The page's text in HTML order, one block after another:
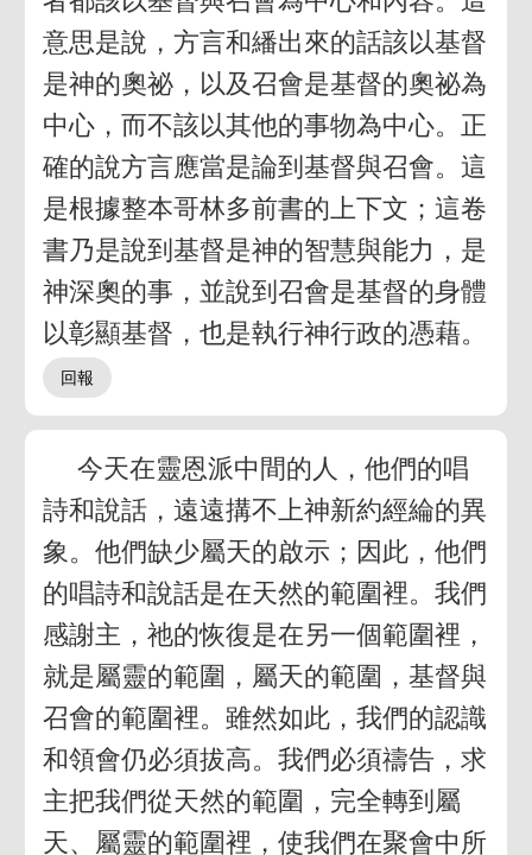
意思是說，方言和繙出來的話該以基督
是神的奧祕，以及召會是基督的奧祕為
中心，而不該以其他的事物為中心。正
確的說方言應當是論到基督與召會。這
是根據整本哥林多前書的上下文；這卷
書乃是說到基督是神的智慧與能力，是
神深奧的事，並說到召會是基督的身體
以彰顯基督，也是執行神行政的憑藉。
今天在靈恩派中間的人，他們的唱
詩和說話，遠遠搆不上神新約經綸的異
象。他們缺少屬天的啟示；因此，他們
的唱詩和說話是在天然的範圍裡。我們
感謝主，祂的恢復是在另一個範圍裡，
就是屬靈的範圍，屬天的範圍，基督與
召會的範圍裡。雖然如此，我們的認識
和領會仍必須拔高。我們必須禱告，求
主把我們從天然的範圍，完全轉到屬
天、屬靈的範圍裡，使我們在聚會中所